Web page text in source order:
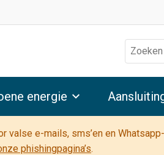
Zoeken
energie
e-mails, sms’en en
phishingpagina’s.